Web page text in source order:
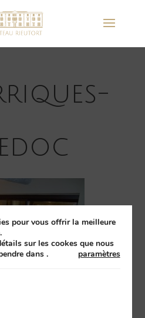
pour vous offrir la meilleure
sur les cookes que nous
dans
paramètres
.